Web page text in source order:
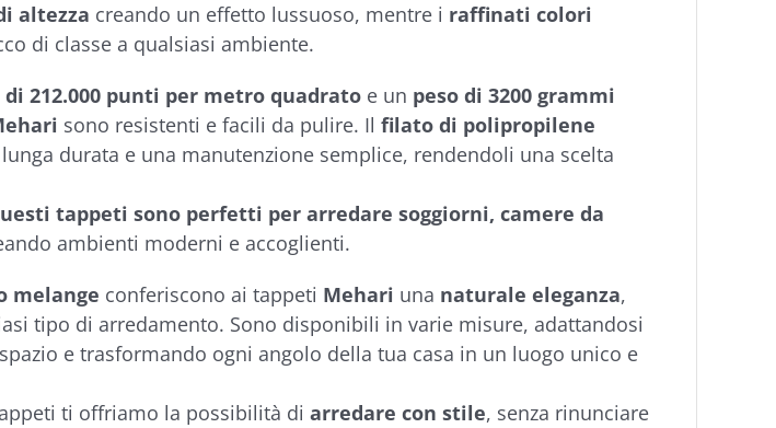
altezza creando un effetto lussuoso, mentre i raffinati colori
di classe a qualsiasi ambiente.
212.000 punti per metro quadratoe un peso di 3200 grammi
sono resistenti e facili da pulire. Il filato di polipropilene
durata e una manutenzione semplice, rendendoli una scelta
tappeti sono perfetti per arredare soggiorni, camere da
ambienti moderni e accoglienti.
melange conferiscono ai tappeti Mehari una naturale eleganza,
tipo di arredamento. Sono disponibili in varie misure, adattandosi
e trasformando ogni angolo della tua casa in un luogo unico e
ti offriamo la possibilità di arredare con stile, senza rinunciare